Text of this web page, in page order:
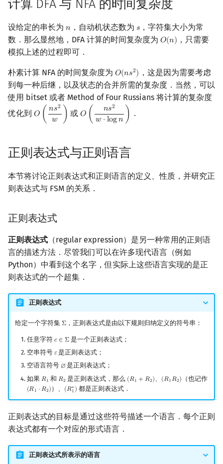
计算 DFA 与 NFA 的时间复杂度
设给定的串长为 𝑛
n ，自动机状态数为 𝑠
s ，字符集大小为常
数．那么显然地，DFA 计算的时间复杂度为 𝑂(𝑛)
O(n) ，只需要
模拟上述的过程即可．
朴素计算 NFA 的时间复杂度为 𝑂(𝑛𝑠2)
O(ns2) ，这是因为需要考虑
到每一种后继，以及状态的合并所需的复杂度．当然，可以
使用 bitset 或者 Method of Four Russians 将计算的复杂度
优化到 𝑂 ( 𝑛𝑠2
𝑤 )
O( n s2w) 或𝑂 ( 𝑛𝑠2
𝑤 ⋅ log𝑛 )
O( n s2w⋅logn) ．
正则表达式与正则语言
本节将讨论正则表达式和正则语言的定义、性质，并研究正
则表达式与 FSM 的关系．
正则表达式
正则表达式 （regular expression）是另一种常用的正则语
言的描述方法．尽管我们可以在许多现代语言（例如
Python）中看到这个名字，但实际上这些语言实现的是正
则表达式的一个超集．
正则表达式
给定一个字符集 Σ
Σ ，正则表达式是由以下规则归纳定义的符号串：
任意字符 𝑐 ∈ Σ
c∈Σ
是一个正则表达式；
空串符号 𝜀
ε是正则表达式；
空语言符号 ∅
∅是正则表达式；
如果 𝑅1
R1 和 𝑅2
R2 是正则表达式，那么 (𝑅1 + 𝑅2)
(R1+R 2) (𝑅1𝑅2)
(R1R2) （也记作
(𝑅1 ⋅𝑅2)
(R1⋅ R 2) ）、 (𝑅∗
1 )
(R1∗)
都是正则表达式．
正则表达式的目标是通过这些符号描述一个语言．每个正则
表达式都有一个对应的形式语言．
正则表达式所表示的语言